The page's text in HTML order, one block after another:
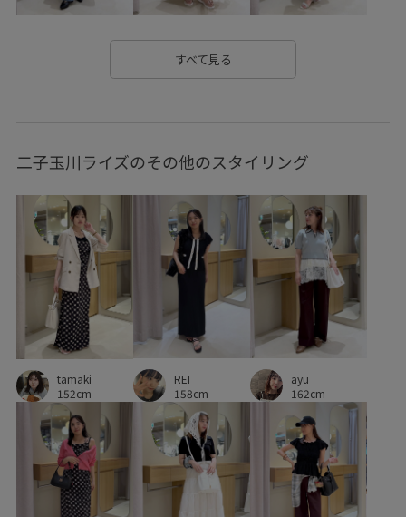
みんながチェックしているアイテム_pickup やや長め
カジュアル
セットアップ対象商品 ソフトタッチ タック
デイリーで活躍 デニムとの相性抜群 ニュアンスがある
ネイル ビスチェ ピンタック フォーマル
フォーマルシーン ブラウス ベーシック
ペプラム ボックスシルエット ポリエステル ポーチ
マニッシュ マルチに活躍 マーメイドスカート
リネン ロングスカート ワイドパンツ ワイドボトム
ワンショルダー 低反発 入園式 内ポケット
冷んやり 卒園式入学式 卒業式入学式 取り外し可能
女性らしさ 小さいポーチ 履きやすい 抜け感
すべて見る
二子玉川ライズのその他のスタイリング
tamaki
152cm
REI
158cm
ayu
162cm